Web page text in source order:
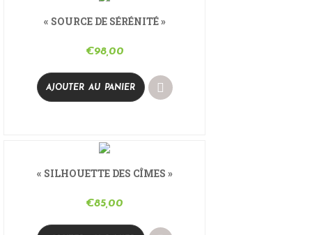
« SOURCE DE SÉRÉNITÉ »
€98,00
AJOUTER AU PANIER
« SILHOUETTE DES CÎMES »
€85,00